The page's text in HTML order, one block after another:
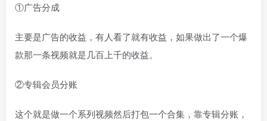
①广告分成
主要是广告的收益，有人看了就有收益，如果做出了一个爆
款那一条视频就是几百上千的收益。
②专辑会员分账
这个就是做一个系列视频然后打包一个合集，靠专辑分账，